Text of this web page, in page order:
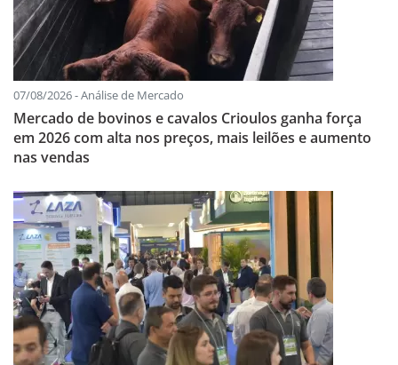
07/08/2026 - Análise de Mercado
Mercado de bovinos e cavalos Crioulos ganha força
em 2026 com alta nos preços, mais leilões e aumento
nas vendas